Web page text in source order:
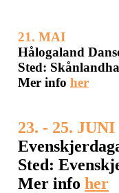
21. MAI
Hålogaland
Sted:
Mer info her
23. - 25. JUNI
Sted:
Mer info her